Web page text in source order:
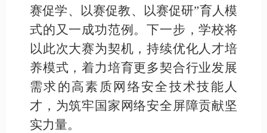
赛促学、以赛促教、以赛促研”育人模
式的又一成功范例。下一步，学校将
以此次大赛为契机，持续优化人才培
养模式，着力培育更多契合行业发展
需求的高素质网络安全技术技能人
才，为筑牢国家网络安全屏障贡献坚
实力量。